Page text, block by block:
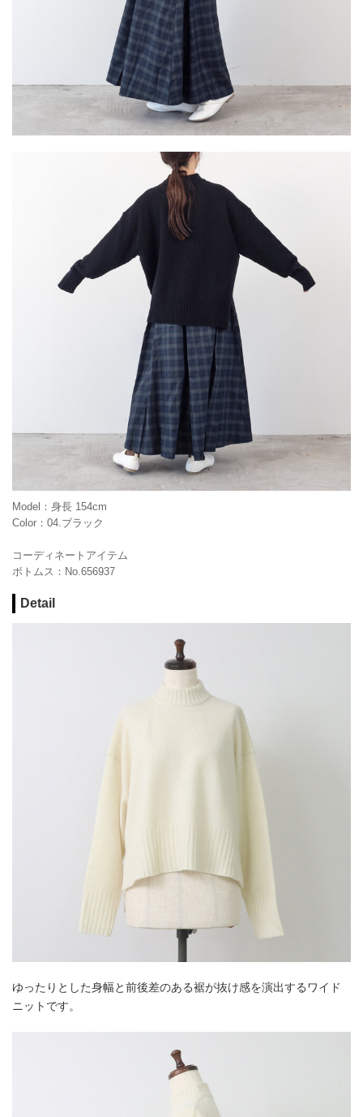
Model：身長 154cm
Color：04.ブラック
コーディネートアイテム
ボトムス：No.656937
Detail
ゆったりとした身幅と前後差のある裾が抜け感を演出するワイド
ニットです。